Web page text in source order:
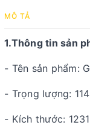
MÔ TẢ
1.Thông tin sản
- Tên sản phẩm:
- Trọng lượng:
- Kích thước: